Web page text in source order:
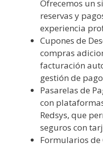
Ofrecemos un
reservas y
experiencia
Cupones de
compras
facturación
gestión de
Pasarelas de
con
Redsys, que
seguros con
Formularios de